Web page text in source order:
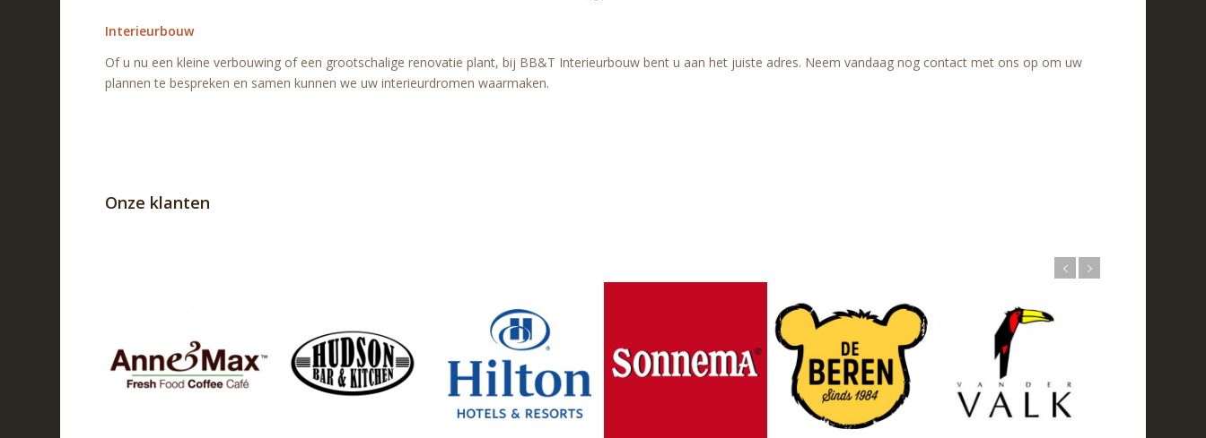
Interieurbouw
Of u nu een kleine verbouwing of een grootschalige renovatie plant, bij BB&T Interieurbouw bent u aan het juiste adres. Neem vandaag nog contact met ons op om uw
plannen te bespreken en samen kunnen we uw interieurdromen waarmaken.
Onze klanten